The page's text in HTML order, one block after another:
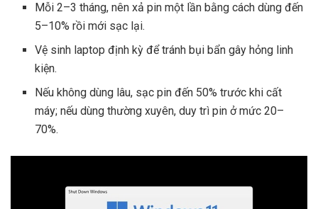
Mỗi 2–3 tháng, nên xả pin một lần bằng cách dùng đến
5–10% rồi mới sạc lại.
Vệ sinh laptop định kỳ để tránh bụi bẩn gây hỏng linh
kiện.
Nếu không dùng lâu, sạc pin đến 50% trước khi cất
máy; nếu dùng thường xuyên, duy trì pin ở mức 20–
70%.